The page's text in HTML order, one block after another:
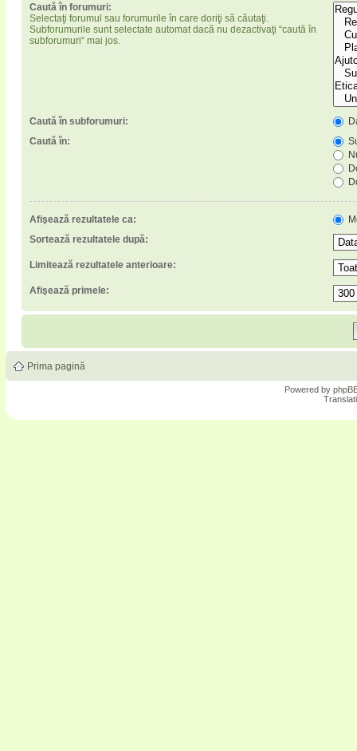
Caută în forumuri:
Selectaţi forumul sau forumurile în care doriţi să căutaţi.
Subforumurile sunt selectate automat dacă nu dezactivaţi “caută în
subforumuri“ mai jos.
Caută în subforumuri:
Caută în:
Afişează rezultatele ca:
Sortează rezultatele după:
Limitează rezultatele anterioare:
Afişează primele:
Prima pagină
Powered by